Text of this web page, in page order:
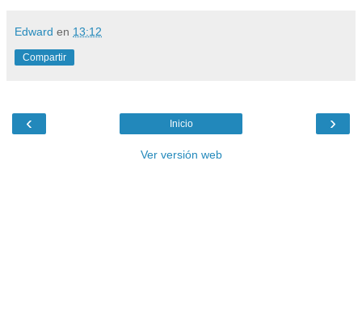
Edward en 13:12
Compartir
‹ ›
Inicio
Ver versión web